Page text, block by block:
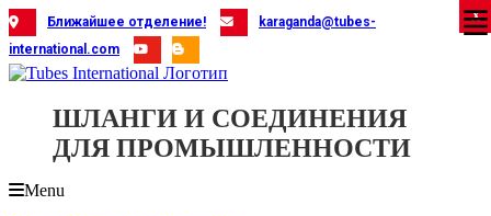
Skip
to
content
Ближайшее отделение!
karaganda@tubes-
international.com
ШЛАНГИ И СОЕДИНЕНИЯ
ДЛЯ ПРОМЫШЛЕННОСТИ
Menu
X
X
X
X
X
X
X
X
X
X
X
X
X
X
X
X
X
X
X